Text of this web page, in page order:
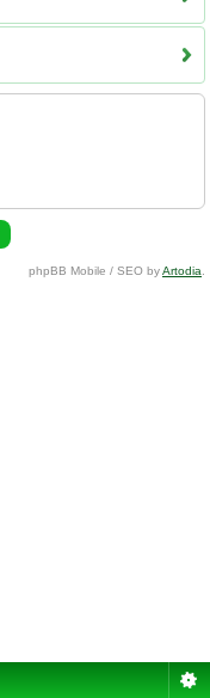
phpBB Mobile / SEO byArtodia